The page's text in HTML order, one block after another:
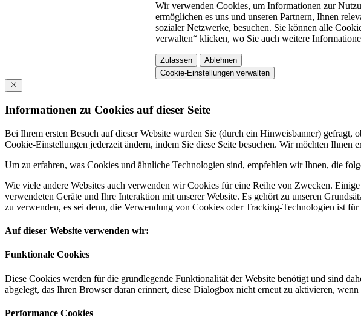
Wir verwenden Cookies, um Informationen zur
ermöglichen es uns und unseren Partnern, Ihnen
sozialer Netzwerke, besuchen. Sie können alle
verwalten“ klicken, wo Sie auch weitere
Zulassen
Ablehnen
Cookie-Einstellungen verwalten
Informationen zu Cookies auf dieser Seite
Bei Ihrem ersten Besuch auf dieser Website wurden Sie (durch ein Hinweisbanner)
Cookie-Einstellungen jederzeit ändern, indem Sie diese Seite besuchen. Wir möchten Ihnen
Um zu erfahren, was Cookies und ähnliche Technologien sind, empfehlen wir Ihnen, die
Wie viele andere Websites auch verwenden wir Cookies für eine Reihe von Zwecken.
verwendeten Geräte und Ihre Interaktion mit unserer Website. Es gehört zu unseren
zu verwenden, es sei denn, die Verwendung von Cookies oder Tracking-Technologien ist
Auf dieser Website verwenden wir:
Funktionale Cookies
Diese Cookies werden für die grundlegende Funktionalität der Website benötigt und sind
abgelegt, das Ihren Browser daran erinnert, diese Dialogbox nicht erneut zu aktivieren, wenn
Performance Cookies